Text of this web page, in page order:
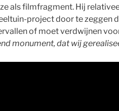
als filmfragment. Hij
project door te zeggen
of moet verdwijnen
monument, dat wij